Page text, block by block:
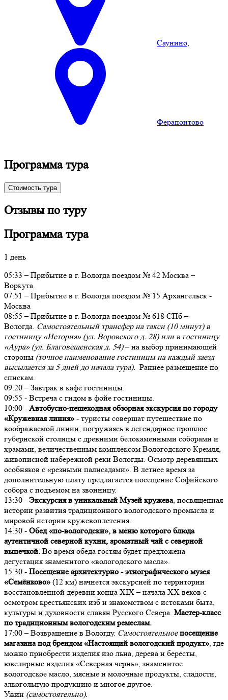
Саунино,
Ферапонтово
Программа тура
Стоимость тура
Отзывы по туру
Программа тура
1 день
05:33 – Прибытие в г. Вологда поездом № 42 Москва –
Воркута.
07:51 – Прибытие в г. Вологда поездом № 15 Архангельск -
Москва
08:55 – Прибытие в г. Вологда поездом № 618 СПб –
Вологда. Самостоятельный трансфер на такси (10 минут) в
гостиницу «История» (ул. Воровского д. 28) или в гостиницу
«Аура» (ул. Благовещенская д. 54)– на выбор принимающей
стороны (точное наименование гостиницы на каждый заезд
высылается за 5 дней до начала тура). Раннее размещение по
спискам.
09:20 – Завтрак в кафе гостиницы.
09:55 - Встреча с гидом в фойе гостиницы.
10:00 - Автобусно-пешеходная обзорная экскурсия по городу
«Кружевная линия» - туристы совершат путешествие по
воображаемой линии, погружаясь в легендарное прошлое
губернской столицы с древними белокаменными соборами и
храмами, величественным комплексом Вологодского Кремля,
живописной набережной реки Вологды. Осмотр деревянных
особняков с «резными палисадами». В летнее время за
дополнительную плату предлагается посещение Софийского
собора с подъемом на звонницу.
13:30 - Экскурсия в уникальный Музей кружева, посвященная
истории развития традиционного вологодского промысла и
мировой истории кружевоплетения.
14:30 - Обед «по-вологодски», в меню которого блюда
аутентичной северной кухни, ароматный чай с северной
выпечкой. Во время обеда гостям будет предложена
дегустация знаменитого «вологодского масла».
15:30 - Посещение архитектурно - этнографического музея
«Семёнково» (12 км) начнется экскурсией по территории
восстановленной деревни конца XIX – начала XX веков с
осмотром крестьянских изб и знакомством с истоками быта,
культуры и духовности славян Русского Севера. Мастер-класс
по традиционным вологодским ремеслам.
17:00 – Возвращение в Вологду. Самостоятельноепосещение
магазина под брендом «Настоящий вологодский продукт», где
можно приобрести изделия изо льна, дерева и бересты,
ювелирные изделия «Северная чернь», знаменитое
вологодское масло, мясные и молочные продукты, сладости,
алкогольную продукцию и многое другое.
Ужин (самостоятельно).